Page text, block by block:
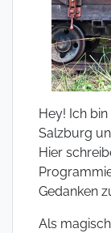
Hey! Ich bin
Salzburg
Hier
Gedanken
Als